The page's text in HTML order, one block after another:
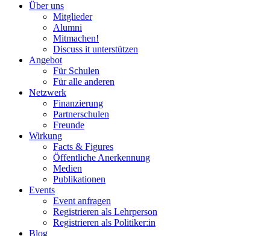
Über uns
Mitglieder
Alumni
Mitmachen!
Discuss it unterstützen
Angebot
Für Schulen
Für alle anderen
Netzwerk
Finanzierung
Partnerschulen
Freunde
Wirkung
Facts & Figures
Öffentliche Anerkennung
Medien
Publikationen
Events
Event anfragen
Registrieren als Lehrperson
Registrieren als Politiker:in
Blog